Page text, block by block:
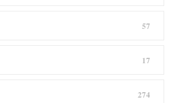
57
17
274